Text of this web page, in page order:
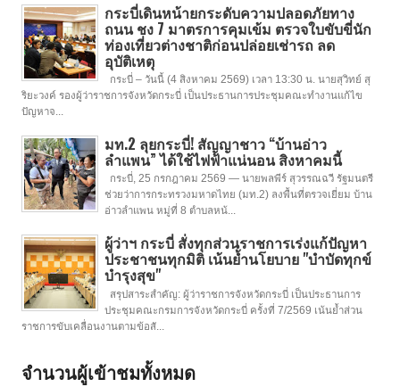
กระบี่เดินหน้ายกระดับความปลอดภัยทาง
ถนน ชง 7 มาตรการคุมเข้ม ตรวจใบขับขี่นัก
ท่องเที่ยวต่างชาติก่อนปล่อยเช่ารถ ลด
อุบัติเหตุ
กระบี่ – วันนี้ (4 สิงหาคม 2569) เวลา 13:30 น. นายสุวิทย์ สุ
ริยะวงค์ รองผู้ว่าราชการจังหวัดกระบี่ เป็นประธานการประชุมคณะทำงานแก้ไข
ปัญหาจ...
มท.2 ลุยกระบี่! สัญญาชาว “บ้านอ่าว
ลำแพน” ได้ใช้ไฟฟ้าแน่นอน สิงหาคมนี้
กระบี่, 25 กรกฎาคม 2569 — นายพลพีร์ สุวรรณฉวี รัฐมนตรี
ช่วยว่าการกระทรวงมหาดไทย (มท.2) ลงพื้นที่ตรวจเยี่ยม บ้าน
อ่าวลำแพน หมู่ที่ 8 ตำบลหน้...
ผู้ว่าฯ กระบี่ สั่งทุกส่วนราชการเร่งแก้ปัญหา
ประชาชนทุกมิติ เน้นย้ำนโยบาย "บำบัดทุกข์
บำรุงสุข"
สรุปสาระสำคัญ: ผู้ว่าราชการจังหวัดกระบี่ เป็นประธานการ
ประชุมคณะกรมการจังหวัดกระบี่ ครั้งที่ 7/2569 เน้นย้ำส่วน
ราชการขับเคลื่อนงานตามข้อสั...
จำนวนผู้เข้าชมทั้งหมด